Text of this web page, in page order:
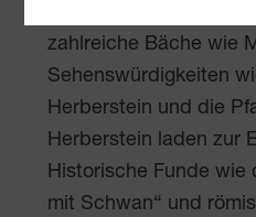
zahlreiche Bäche wie
Sehenswürdigkeiten
Herberstein und die
Herberstein laden zur
Historische Funde wie
mit Schwan“ und